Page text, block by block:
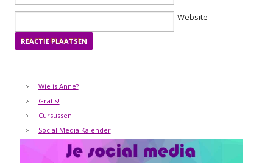
Website
Wie is Anne?
Gratis!
Cursussen
Social Media Kalender